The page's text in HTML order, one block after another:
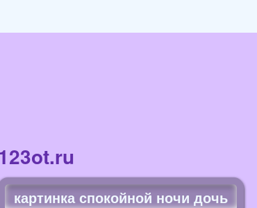
картинка спокойной ночи дочь